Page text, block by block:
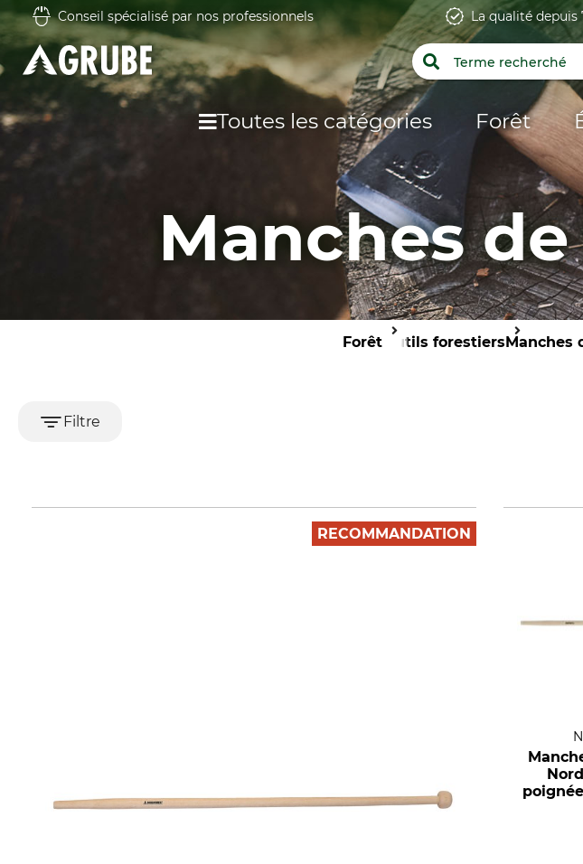
Conseil spécialisé par nos professionnels La qualité depuis
Toutes les catégories Forêt
Manches
ForêtOutils forestiersManches
Filtre
RECOMMANDATION
écorce